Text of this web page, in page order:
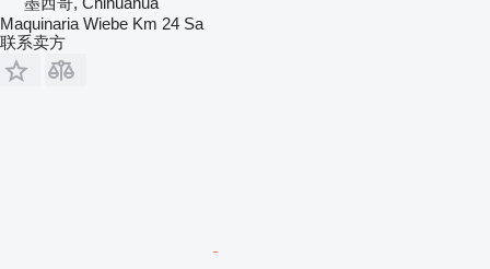
Maquinaria Wiebe Km 24 Sa
联系卖方